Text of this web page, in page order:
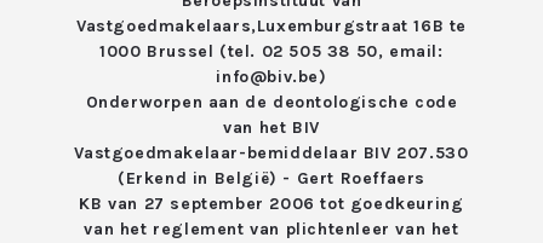
Vastgoedmakelaars,Luxemburgstraat 16B te
1000 Brussel (tel. 02 505 38 50, email:
info@biv.be)
Onderworpen aan de deontologische code
van het BIV
Vastgoedmakelaar-bemiddelaar BIV 207.530
(Erkend in België) - Gert Roeffaers
KB van 27 september 2006 tot goedkeuring
van het reglement van plichtenleer van het